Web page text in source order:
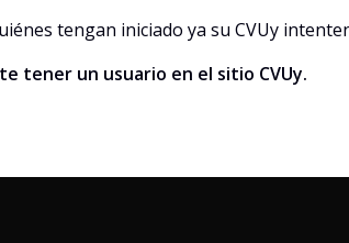
tengan iniciado ya su CVUy
tener un usuario en el sitio CVUy.